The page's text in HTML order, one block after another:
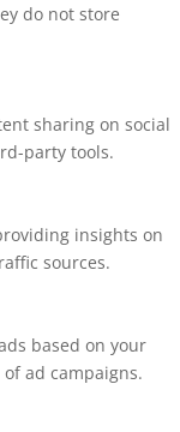
do not store
sharing on social
party tools.
insights on
sources.
based on your
ad campaigns.